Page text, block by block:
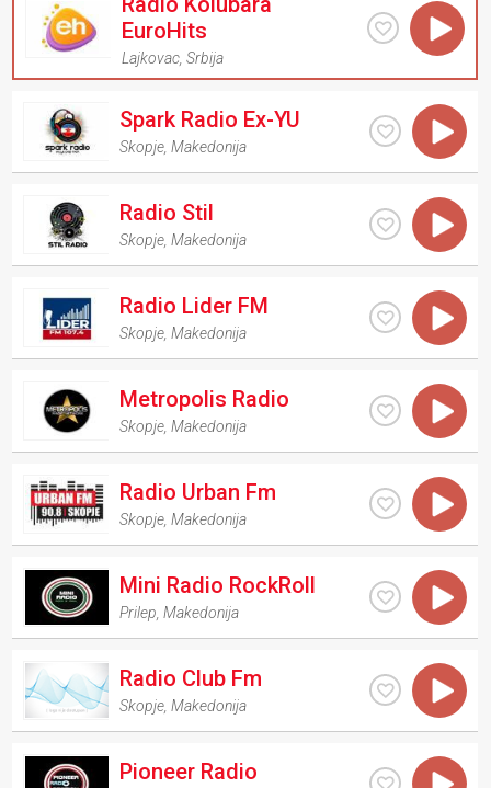
EuroHits
Lajkovac ,Srbija
Spark Radio Ex-YU
Skopje ,Makedonija
Radio Stil
Skopje ,Makedonija
Radio Lider FM
Skopje ,Makedonija
Metropolis Radio
Skopje ,Makedonija
Radio Urban Fm
Skopje ,Makedonija
Mini Radio RockRoll
Prilep ,Makedonija
Radio Club Fm
Skopje ,Makedonija
Pioneer Radio